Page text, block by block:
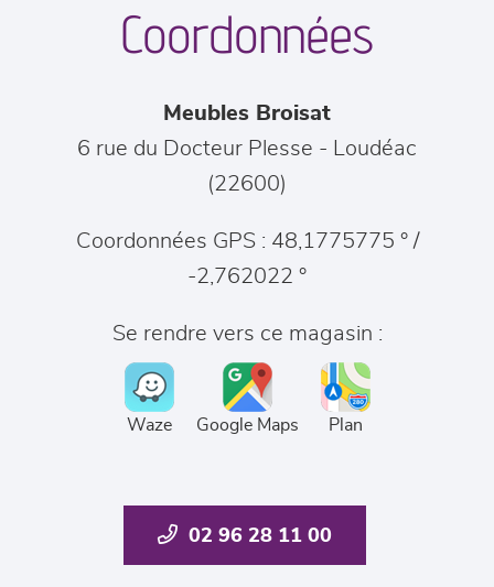
chambres et dressing
décoration
Coordonnées
Meubles Broisat
6 rue du Docteur Plesse - Loudéac
(22600)
Coordonnées GPS : 48,1775775 ° /
-2,762022 °
Se rendre vers ce magasin :
Waze Google Maps Plan
02 96 28 11 00